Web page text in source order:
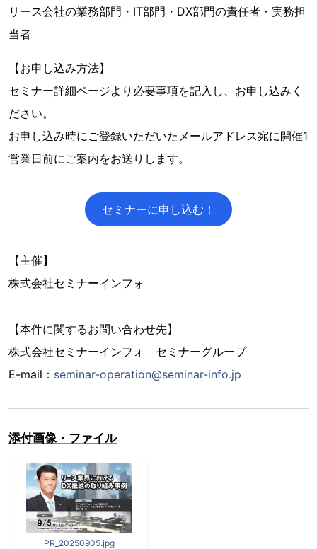
リース会社の業務部門・IT部門・DX部門の責任者・実務担
当者
【お申し込み方法】
セミナー詳細ページより必要事項を記入し、お申し込みく
ださい。
お申し込み時にご登録いただいたメールアドレス宛に開催1
営業日前にご案内をお送りします。
セミナーに申し込む！
【主催】
株式会社セミナーインフォ
【本件に関するお問い合わせ先】
株式会社セミナーインフォ セミナーグループ
E-mail： seminar-operation@seminar-info.jp
添付画像・ファイル
PR_20250905.jpg